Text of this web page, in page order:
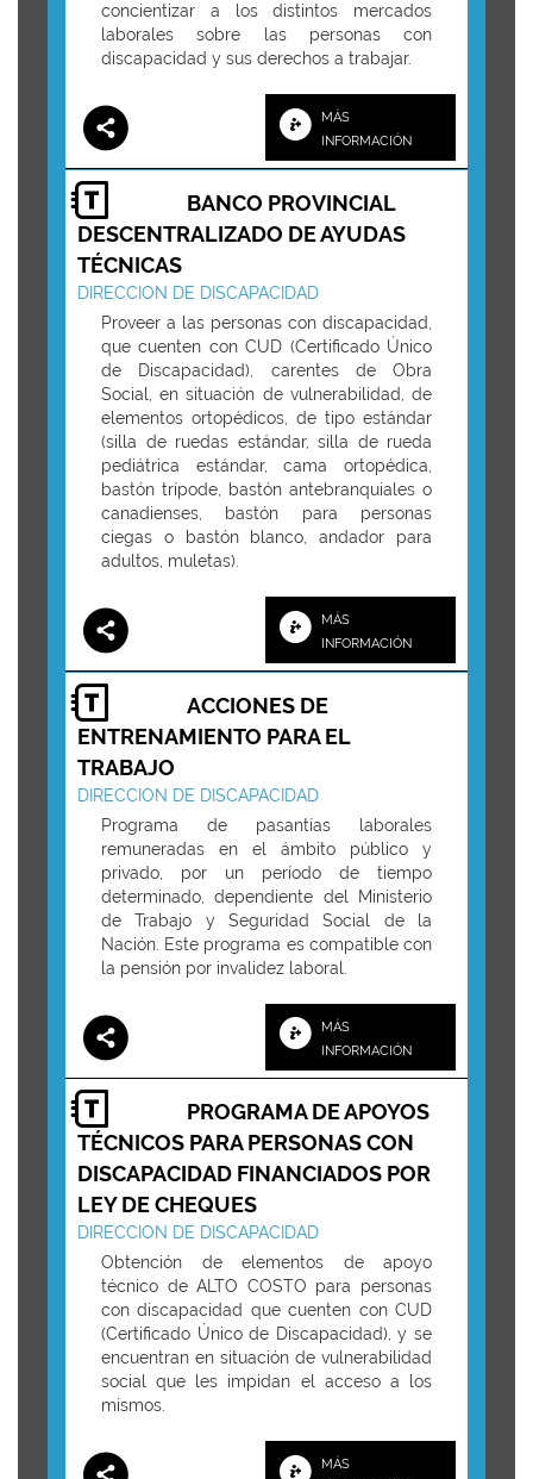
concientizar a los distintos mercados
laborales sobre las personas con
discapacidad y sus derechos a trabajar.
MÁS
INFORMACIÓN
BANCO PROVINCIAL
DESCENTRALIZADO DE AYUDAS
TÉCNICAS
DIRECCION DE DISCAPACIDAD
Proveer a las personas con discapacidad,
que cuenten con CUD (Certificado Único
de Discapacidad), carentes de Obra
Social, en situación de vulnerabilidad, de
elementos ortopédicos, de tipo estándar
(silla de ruedas estándar, silla de rueda
pediátrica estándar, cama ortopédica,
bastón trípode, bastón antebranquiales o
canadienses, bastón para personas
ciegas o bastón blanco, andador para
adultos, muletas).
MÁS
INFORMACIÓN
ACCIONES DE
ENTRENAMIENTO PARA EL
TRABAJO
DIRECCION DE DISCAPACIDAD
Programa de pasantías laborales
remuneradas en el ámbito público y
privado, por un período de tiempo
determinado, dependiente del Ministerio
de Trabajo y Seguridad Social de la
Nación. Este programa es compatible con
la pensión por invalidez laboral.
MÁS
INFORMACIÓN
PROGRAMA DE APOYOS
TÉCNICOS PARA PERSONAS CON
DISCAPACIDAD FINANCIADOS POR
LEY DE CHEQUES
DIRECCION DE DISCAPACIDAD
Obtención de elementos de apoyo
técnico de ALTO COSTO para personas
con discapacidad que cuenten con CUD
(Certificado Único de Discapacidad), y se
encuentran en situación de vulnerabilidad
social que les impidan el acceso a los
mismos.
MÁS